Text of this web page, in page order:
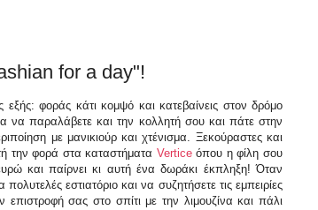
for a day"!
φοράς κάτι κομψό και κατεβαίνεις στον δρόμο
να παραλάβετε και την κολλητή σου και πάτε στην
με μανικιούρ και χτένισμα. Ξεκούραστες και
την φορά στα καταστήματα Verticeόπου η φίλη σου
και παίρνει κι αυτή ένα δωράκι έκπληξη! Όταν
εστιατόριο και να συζητήσετε τις εμπειρίες
επιστροφή σας στο σπίτι με την λιμουζίνα και πάλι